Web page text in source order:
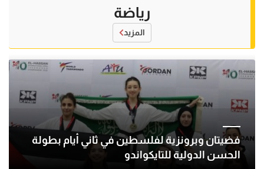
رياضة
المزيد
فضيتان وبرونزية لفلسطين في ثاني أيام بطولة
الحسن الدولية للتايكواندو